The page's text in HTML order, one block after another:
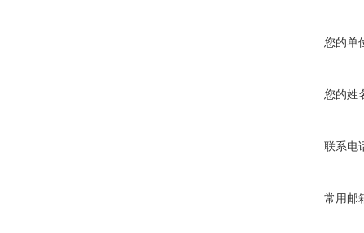
您的单
您的姓
联系电
常用邮